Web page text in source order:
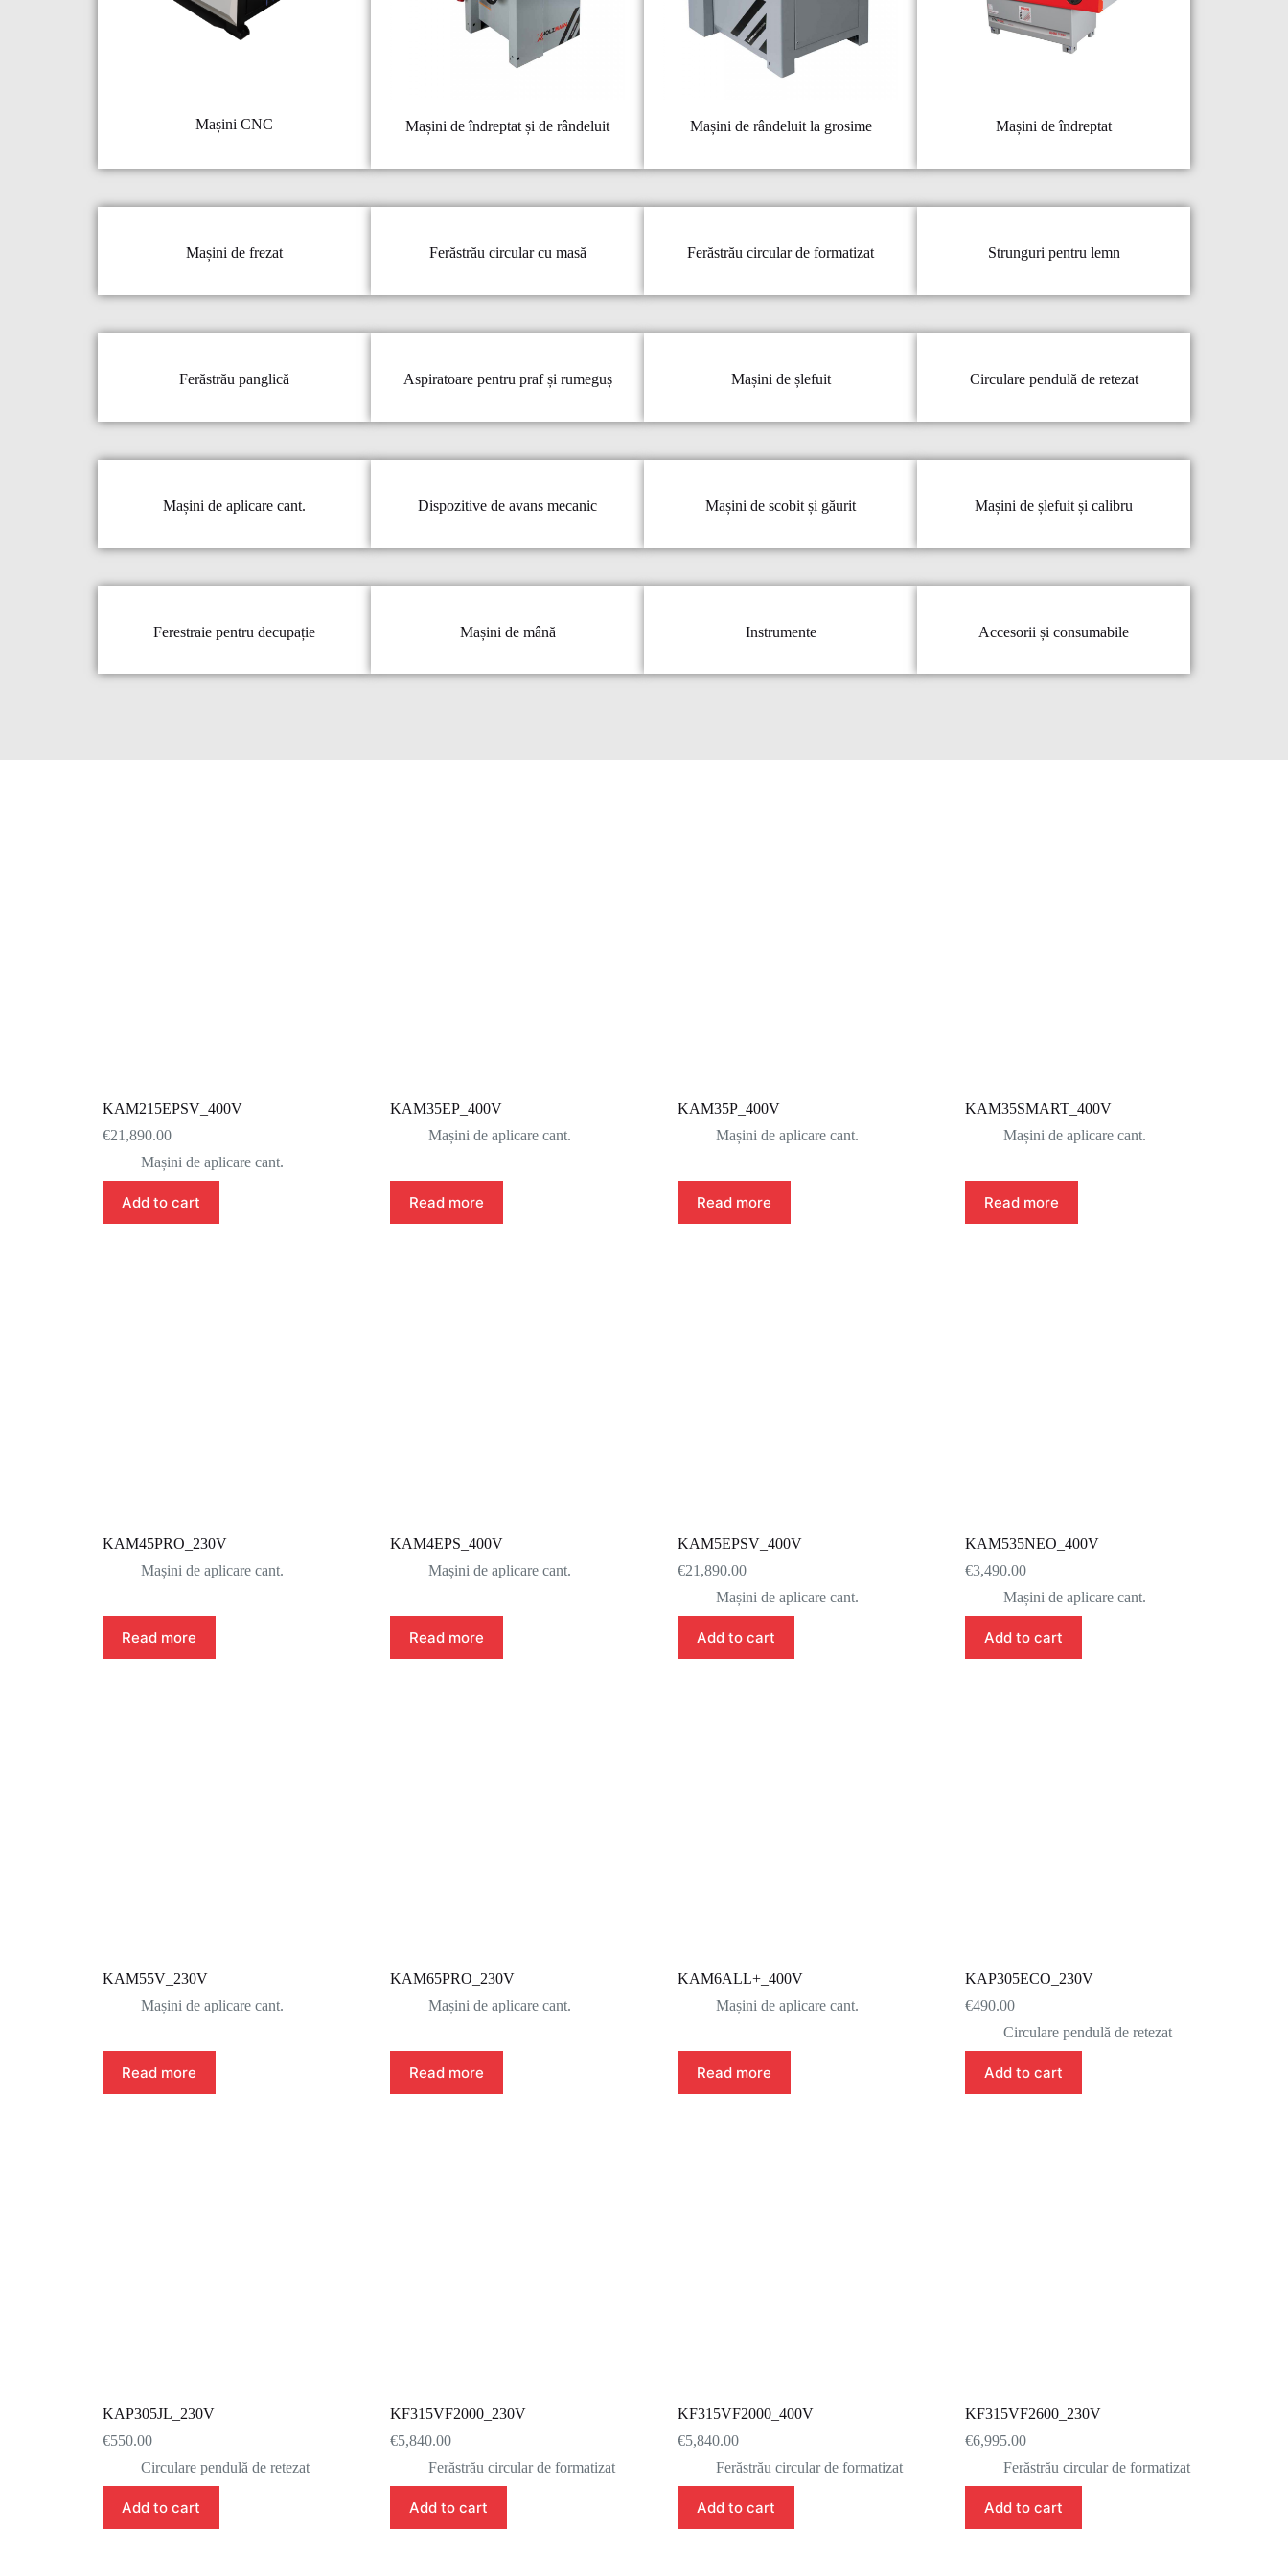
Mașini CNC Mașini de îndreptat și de rândeluit Mașini de rândeluit la grosime Mașini de îndreptat
Mașini de frezat Ferăstrău circular cu masă Ferăstrău circular de formatizat Strunguri pentru lemn
Ferăstrău panglică Aspiratoare pentru praf și rumeguș Mașini de șlefuit Circulare pendulă de retezat
Mașini de aplicare cant. Dispozitive de avans mecanic Mașini de scobit și găurit Mașini de șlefuit și calibru
Ferestraie pentru decupație Mașini de mână Instrumente Accesorii și consumabile
KAM215EPSV_400V
€21,890.00
Mașini de aplicare cant.
Add to cart
KAM35EP_400V
Mașini de aplicare cant.
Read more
KAM35P_400V
Mașini de aplicare cant.
Read more
KAM35SMART_400V
Mașini de aplicare cant.
Read more
KAM45PRO_230V
Mașini de aplicare cant.
Read more
KAM4EPS_400V
Mașini de aplicare cant.
Read more
KAM5EPSV_400V
€21,890.00
Mașini de aplicare cant.
Add to cart
KAM535NEO_400V
€3,490.00
Mașini de aplicare cant.
Add to cart
KAM55V_230V
Mașini de aplicare cant.
Read more
KAM65PRO_230V
Mașini de aplicare cant.
Read more
KAM6ALL+_400V
Mașini de aplicare cant.
Read more
KAP305ECO_230V
€490.00
Circulare pendulă de retezat
Add to cart
KAP305JL_230V
€550.00
Circulare pendulă de retezat
Add to cart
KF315VF2000_230V
€5,840.00
Ferăstrău circular de formatizat
Add to cart
KF315VF2000_400V
€5,840.00
Ferăstrău circular de formatizat
Add to cart
KF315VF2600_230V
€6,995.00
Ferăstrău circular de formatizat
Add to cart